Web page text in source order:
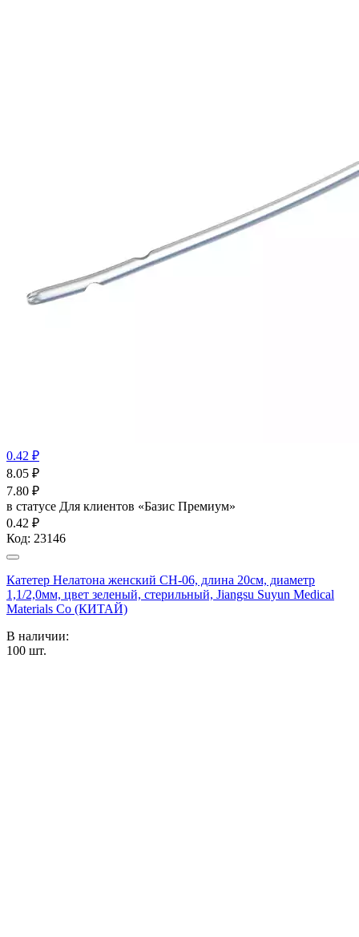
0.42 ₽
8.05 ₽
7.80 ₽
в статусе Для клиентов «Базис Премиум»
0.42 ₽
Код: 23146
Катетер Нелатона женский CH-06, длина 20см, диаметр
1,1/2,0мм, цвет зеленый, стерильный, Jiangsu Suyun Medical
Materials Co (КИТАЙ)
В наличии:
100 шт.